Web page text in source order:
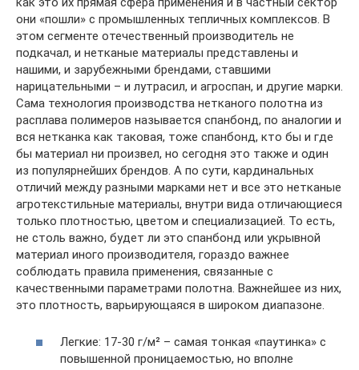
они «пошли» с промышленных тепличных комплексов. В
этом сегменте отечественный производитель не
подкачал, и нетканые материалы представлены и
нашими, и зарубежными брендами, ставшими
нарицательными – и лутрасил, и агроспан, и другие марки.
Сама технология производства нетканого полотна из
расплава полимеров называется спанбонд, по аналогии и
вся нетканка как таковая, тоже спанбонд, кто бы и где
бы материал ни произвел, но сегодня это также и один
из популярнейших брендов. А по сути, кардинальных
отличий между разными марками нет и все это нетканые
агротекстильные материалы, внутри вида отличающиеся
только плотностью, цветом и специализацией. То есть,
не столь важно, будет ли это спанбонд или укрывной
материал иного производителя, гораздо важнее
соблюдать правила применения, связанные с
качественными параметрами полотна. Важнейшее из них,
это плотность, варьирующаяся в широком диапазоне.
Легкие: 17-30 г/м² – самая тонкая «паутинка» с
повышенной проницаемостью, но вполне